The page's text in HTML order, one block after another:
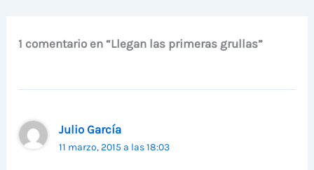
1 comentario en “Llegan las primeras grullas”
Julio García
11 marzo, 2015 a las 18:03